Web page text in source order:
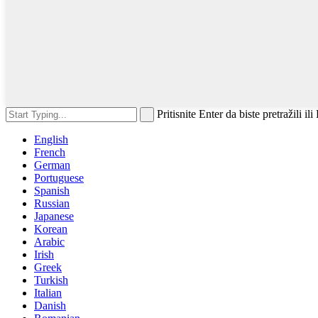
Pritisnite Enter da biste pretražili ili
English
French
German
Portuguese
Spanish
Russian
Japanese
Korean
Arabic
Irish
Greek
Turkish
Italian
Danish